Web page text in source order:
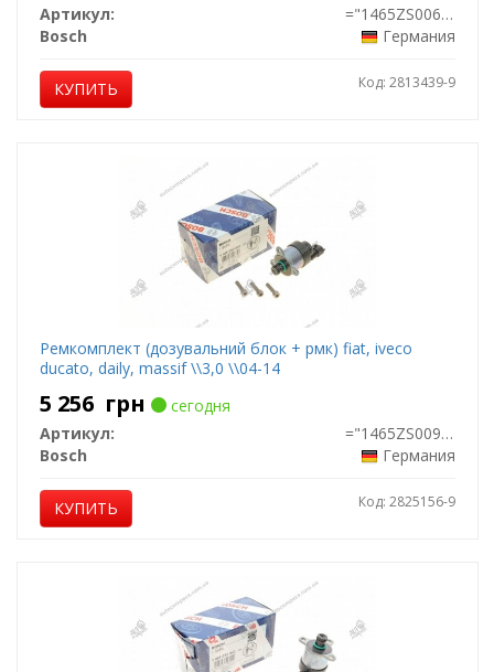
Артикул:
="1465ZS0061"
Bosch
Германия
КУПИТЬ Код: 2813439-9
Ремкомплект (дозувальний блок + рмк) fiat, iveco
ducato, daily, massif \\3,0 \\04-14
5 256 грн
сегодня
Артикул:
="1465ZS0093"
Bosch
Германия
КУПИТЬ Код: 2825156-9